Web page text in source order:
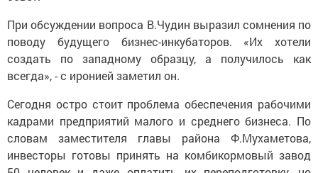
При обсуждении вопроса В.Чудин выразил сомнения по
поводу будущего бизнес-инкубаторов. «Их хотели
создать по западному образцу, а получилось как
всегда», - с иронией заметил он.
Сегодня остро стоит проблема обеспечения рабочими
кадрами предприятий малого и среднего бизнеса. По
словам заместителя главы района Ф.Мухаметова,
инвесторы готовы принять на комбикормовый завод